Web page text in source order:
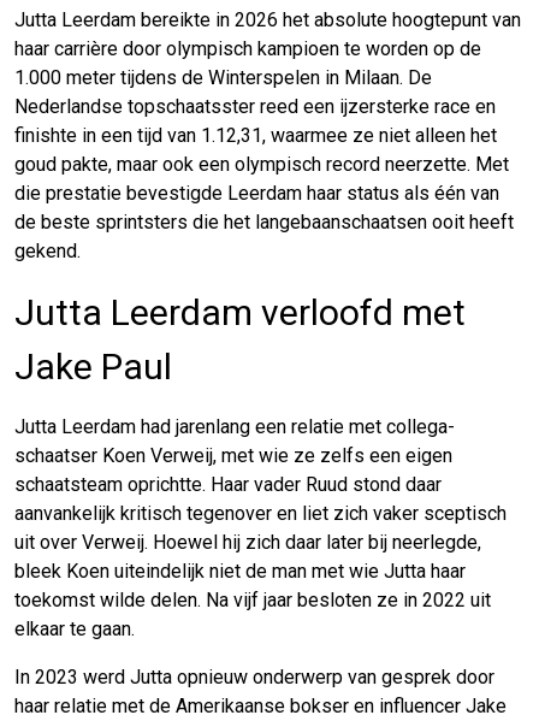
Jutta Leerdam bereikte in 2026 het absolute hoogtepunt van
haar carrière door olympisch kampioen te worden op de
1.000 meter tijdens de Winterspelen in Milaan. De
Nederlandse topschaatsster reed een ijzersterke race en
finishte in een tijd van 1.12,31, waarmee ze niet alleen het
goud pakte, maar ook een olympisch record neerzette. Met
die prestatie bevestigde Leerdam haar status als één van
de beste sprintsters die het langebaanschaatsen ooit heeft
gekend.
Jutta Leerdam verloofd met
Jake Paul
Jutta Leerdam had jarenlang een relatie met collega-
schaatser Koen Verweij, met wie ze zelfs een eigen
schaatsteam oprichtte. Haar vader Ruud stond daar
aanvankelijk kritisch tegenover en liet zich vaker sceptisch
uit over Verweij. Hoewel hij zich daar later bij neerlegde,
bleek Koen uiteindelijk niet de man met wie Jutta haar
toekomst wilde delen. Na vijf jaar besloten ze in 2022 uit
elkaar te gaan.
In 2023 werd Jutta opnieuw onderwerp van gesprek door
haar relatie met de Amerikaanse bokser en influencer Jake